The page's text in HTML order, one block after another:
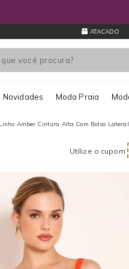
ATACADO
Novidades Moda Praia
Amber Cintura Alta Com Bolso Lateral
Utilize o cupom